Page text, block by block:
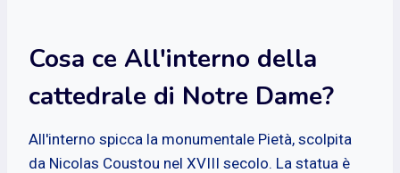
Cosa ce All'interno della
cattedrale di Notre Dame?
All'interno spicca la monumentale Pietà, scolpita
da Nicolas Coustou nel XVIII secolo. La statua è